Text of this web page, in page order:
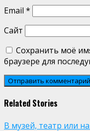
Email *
Сайт
Сохранить моё
браузере для
Related Stories
В музей, театр или